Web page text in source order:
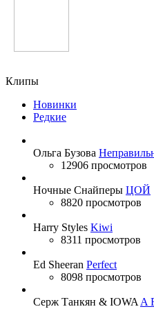
Клипы
Новинки
Редкие
Ольга Бузова
12906 просмотров
Ночные Снайперы ЦОЙ
8820 просмотров
Harry Styles Kiwi
8311 просмотров
Ed Sheeran Perfect
8098 просмотров
Серж Танкян & IOWA A